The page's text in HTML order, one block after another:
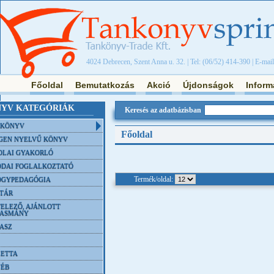
4024 Debrecen, Szent Anna u. 32. | Tel: (06/52) 414-390 | E-
Főoldal Bemutatkozás Akció Újdonságok
KATEGÓRIÁK
NYELVŰ KÖNYV
GYAKORLÓ
FOGLALKOZTATÓ
AJÁNLOTT
Keresés az adatbázisban
Főoldal
Termék/oldal: